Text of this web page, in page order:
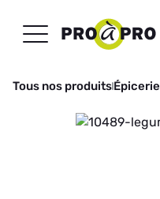
Tous nos produitsÉpicerie